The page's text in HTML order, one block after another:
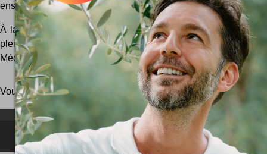
ensoleillés de la Côte d'Azur ...
À la suite d'une réunion publique se tenant à Villefranche
pleinement convaincu de vous parler aujourd'hui
Méditerranée". Dis comme ça, on dirait une tambouille...
Vous pouvez aussi parcourir le blogau hasard!
NEWSLETTER FOR EVER !